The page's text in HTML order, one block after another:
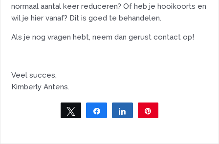
normaal aantal keer reduceren? Of heb je hooikoorts en
wil je hier vanaf? Dit is goed te behandelen.
Als je nog vragen hebt, neem dan gerust contact op!
Veel succes,
Kimberly Antens.
Tweet Share Share